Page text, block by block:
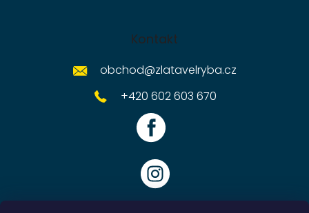
Kontakt
obchod@zlatavelryba.cz
+420 602 603 670